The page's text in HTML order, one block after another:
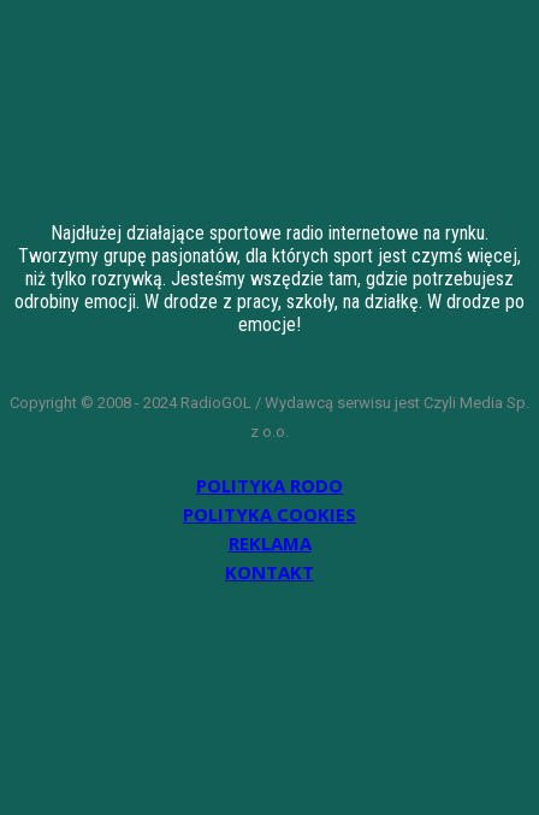
Najdłużej działające sportowe radio internetowe na rynku.
Tworzymy grupę pasjonatów, dla których sport jest czymś więcej,
niż tylko rozrywką. Jesteśmy wszędzie tam, gdzie potrzebujesz
odrobiny emocji. W drodze z pracy, szkoły, na działkę. W drodze po
emocje!
Copyright © 2008 - 2024 RadioGOL / Wydawcą serwisu jest Czyli Media Sp.
z o.o.
POLITYKA RODO
POLITYKA COOKIES
REKLAMA
KONTAKT